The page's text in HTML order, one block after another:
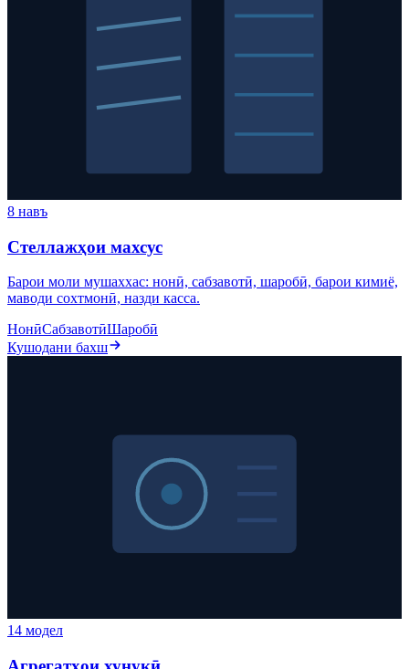
8 навъ
Стеллажҳои махсус
Барои моли мушаххас: нонӣ, сабзавотӣ, шаробӣ, барои кимиё,
маводи сохтмонӣ, назди касса.
НонӣСабзавотӣШаробӣ
Кушодани бахш
14 модел